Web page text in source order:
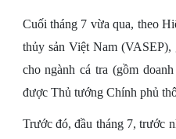
Cuối tháng 7 vừa qua, theo
thủy sản Việt Nam
cho ngành cá tra (gồm
được Thủ tướng Chính phủ
Trước đó, đầu tháng 7, trước